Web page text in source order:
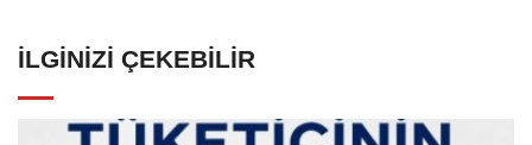
İLGINIZI ÇEKEBILIR